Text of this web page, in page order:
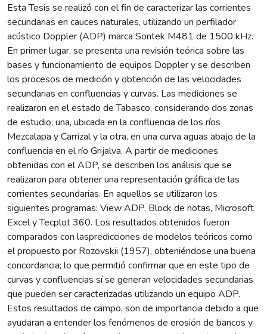
Esta Tesis se realizó con el fin de caracterizar las corrientes
secundarias en cauces naturales, utilizando un perfilador
acústico Doppler (ADP) marca Sontek M481 de 1500 kHz.
En primer lugar, se presenta una revisión teórica sobre las
bases y funcionamiento de equipos Doppler y se describen
los procesos de medición y obtención de las velocidades
secundarias en confluencias y curvas. Las mediciones se
realizaron en el estado de Tabasco, considerando dos zonas
de estudio; una, ubicada en la confluencia de los ríos
Mezcalapa y Carrizal y la otra, en una curva aguas abajo de la
confluencia en el río Grijalva. A partir de mediciones
obtenidas con el ADP, se describen los análisis que se
realizaron para obtener una representación gráfica de las
corrientes secundarias. En aquellos se utilizaron los
siguientes programas: View ADP, Block de notas, Microsoft
Excel y Tecplot 360. Los resultados obtenidos fueron
comparados con laspredicciones de modelos teóricos como
el propuesto por Rozovskii (1957), obteniéndose una buena
concordancia; lo que permitió confirmar que en este tipo de
curvas y confluencias sí se generan velocidades secundarias
que pueden ser caracterizadas utilizando un equipo ADP.
Estos resultados de campo, son de importancia debido a que
ayudaran a entender los fenómenos de erosión de bancos y